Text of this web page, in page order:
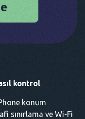
kontrol
konum
sınırlama ve Wi-Fi